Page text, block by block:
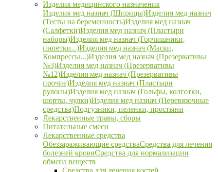
Изделия медицинского назначения
Изделия мед назнач (Шприцы)Изделия мед назнач
(Тесты на беременность)Изделия мед назнач
(Салфетки)Изделия мед назнач (Пластыри
наборы)Изделия мед назнач (Горчишники,
пипетки...)Изделия мед назнач (Маски,
Компрессы...)Изделия мед назнач (Презервативы
№3)Изделия мед назнач (Презервативы
№12)Изделия мед назнач (Презервативы
прочие)Изделия мед назнач (Пластыри
рулоны)Изделия мед назнач (Гольфы, колготки,
шорты, чулки)Изделия мед назнач (Перевязочные
средства)Подгузники, пеленки, простыни
Лекарственные травы, сборы
Питательные смеси
Лекарственные средства
Обеззараживающие средстваСредства для лечения
болезней кровиСредства для нормализации
обмена веществ